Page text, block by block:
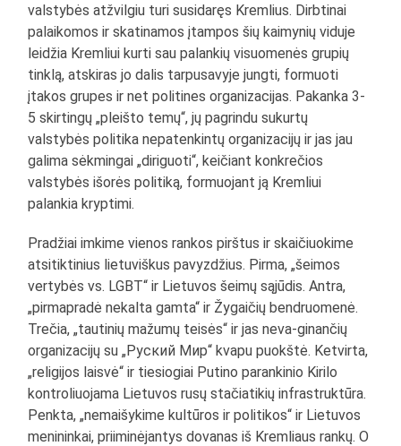
valstybės atžvilgiu turi susidaręs Kremlius. Dirbtinai
palaikomos ir skatinamos įtampos šių kaimynių viduje
leidžia Kremliui kurti sau palankių visuomenės grupių
tinklą, atskiras jo dalis tarpusavyje jungti, formuoti
įtakos grupes ir net politines organizacijas. Pakanka 3-
5 skirtingų „pleišto temų“, jų pagrindu sukurtų
valstybės politika nepatenkintų organizacijų ir jas jau
galima sėkmingai „diriguoti“, keičiant konkrečios
valstybės išorės politiką, formuojant ją Kremliui
palankia kryptimi.
Pradžiai imkime vienos rankos pirštus ir skaičiuokime
atsitiktinius lietuviškus pavyzdžius. Pirma, „šeimos
vertybės vs. LGBT“ ir Lietuvos šeimų sąjūdis. Antra,
„pirmapradė nekalta gamta“ ir Žygaičių bendruomenė.
Trečia, „tautinių mažumų teisės“ ir jas neva-ginančių
organizacijų su „Руский Мир“ kvapu puokštė. Ketvirta,
„religijos laisvė“ ir tiesiogiai Putino parankinio Kirilo
kontroliuojama Lietuvos rusų stačiatikių infrastruktūra.
Penkta, „nemaišykime kultūros ir politikos“ ir Lietuvos
menininkai, priiminėjantys dovanas iš Kremliaus rankų. O